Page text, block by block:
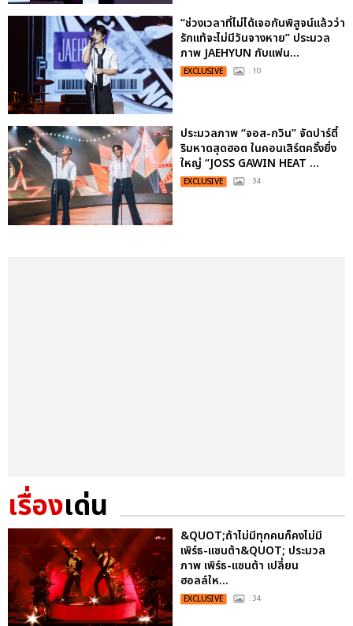
“ช่วงเวลาที่ไม่ได้เจอกันพิสูจน์แล้วว่า
รักแท้จะไม่มีวันจางหาย” ประมวล
ภาพ JAEHYUN กับแฟน...
EXCLUSIVE : 10
ประมวลภาพ “จอส-กวิน” จัดปาร์ตี้
ริมหาดสุดฮอต ในคอนเสิร์ตครั้งยิ่ง
ใหญ่ “JOSS GAWIN HEAT ...
EXCLUSIVE : 34
เรื่องเด่น
&QUOT;ถ้าไม่มีทุกคนก็คงไม่มี
เพิร์ธ-แซนต้า&QUOT; ประมวล
ภาพ เพิร์ธ-แซนต้า เปลี่ยน
ฮอลล์ให...
EXCLUSIVE : 34